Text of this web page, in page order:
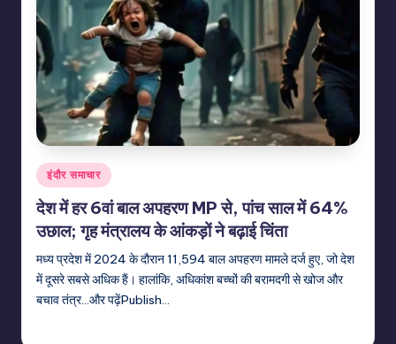
Posted
in
इंदौर समाचार
देश में हर 6वां बाल अपहरण MP से, पांच साल में 64%
उछाल; गृह मंत्रालय के आंकड़ों ने बढ़ाई चिंता
मध्य प्रदेश में 2024 के दौरान 11,594 बाल अपहरण मामले दर्ज हुए, जो देश
में दूसरे सबसे अधिक हैं। हालांकि, अधिकांश बच्चों की बरामदगी से खोज और
बचाव तंत्र...और पढ़ेंPublish…